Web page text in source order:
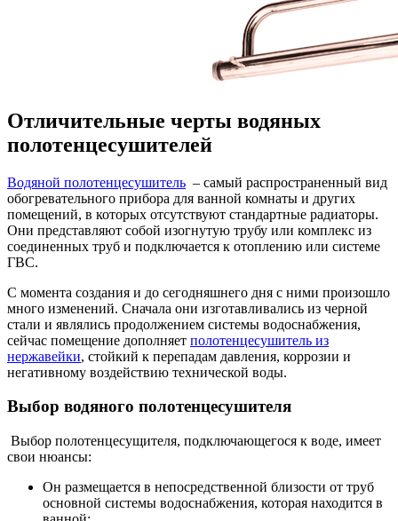
Отличительные черты водяных
полотенцесушителей
Водяной полотенцесушитель – самый распространенный вид
обогревательного прибора для ванной комнаты и других
помещений, в которых отсутствуют стандартные радиаторы.
Они представляют собой изогнутую трубу или комплекс из
соединенных труб и подключается к отоплению или системе
ГВС.
С момента создания и до сегодняшнего дня с ними произошло
много изменений. Сначала они изготавливались из черной
стали и являлись продолжением системы водоснабжения,
сейчас помещение дополняет полотенцесушитель из
нержавейки, стойкий к перепадам давления, коррозии и
негативному воздействию технической воды.
Выбор водяного полотенцесушителя
Выбор полотенцесущителя, подключающегося к воде, имеет
свои нюансы:
Он размещается в непосредственной близости от труб
основной системы водоснабжения, которая находится в